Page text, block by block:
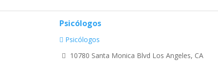
Psicólogos
Psicólogos
10780 Santa Monica Blvd Los Angeles, CA